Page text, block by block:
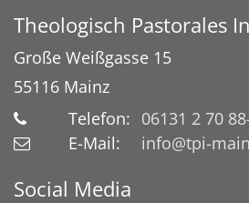
Theologisch Pastorales
Große Weißgasse 15
55116 Mainz
Telefon: 06131 2 70
E-Mail:
info@tpi-
Social Media